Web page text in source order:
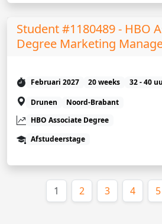
Student #1180489 - HBO
Degree Marketing
Februari 2027 20 weeks
32 - 40
Drunen
Noord-Brabant
HBO Associate Degree
Afstudeerstage
1 (huidige)
2 3 4 5